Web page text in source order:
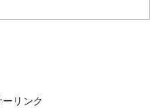
リンク